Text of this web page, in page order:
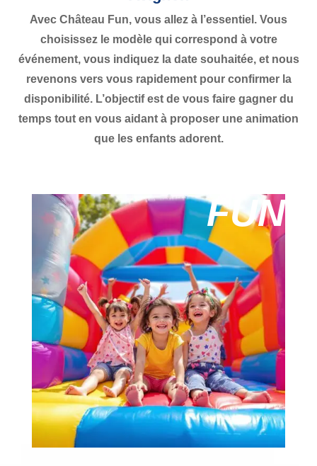
Avec Château Fun, vous allez à l’essentiel. Vous
choisissez le modèle qui correspond à votre
événement, vous indiquez la date souhaitée, et nous
revenons vers vous rapidement pour confirmer la
disponibilité. L’objectif est de vous faire gagner du
temps tout en vous aidant à proposer une animation
que les enfants adorent.
FUN